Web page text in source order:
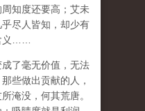
知度还要高；艾未
尽人皆知，却少有
义……
了毫无价值，无法
些做出贡献的人，
淹没，何其荒唐。